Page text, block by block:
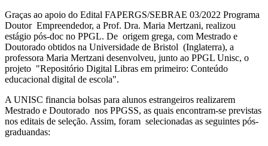
Graças ao apoio do Edital FAPERGS/SEBRAE 03/2022 Programa
Doutor Empreendedor, a Prof. Dra. Maria Mertzani, realizou
estágio pós-doc no PPGL. De origem grega, com Mestrado e
Doutorado obtidos na Universidade de Bristol (Inglaterra), a
professora Maria Mertzani desenvolveu, junto ao PPGL Unisc, o
projeto "Repositório Digital Libras em primeiro: Conteúdo
educacional digital de escola".
A UNISC financia bolsas para alunos estrangeiros realizarem
Mestrado e Doutorado nos PPGSS, as quais encontram-se previstas
nos editais de seleção. Assim, foram selecionadas as seguintes pós-
graduandas: